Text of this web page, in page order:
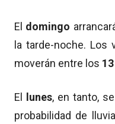
El domingo
la tarde-noche.
moverán entre los
El lunes, en tanto,
probabilidad de